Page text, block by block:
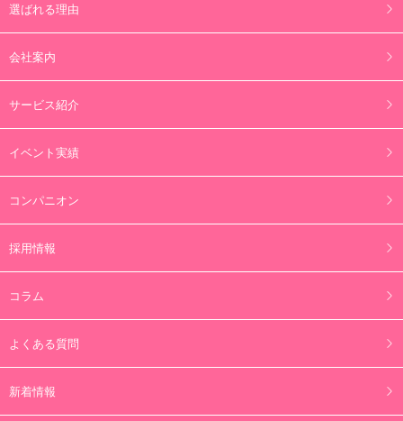
選ばれる理由
会社案内
サービス紹介
イベント実績
コンパニオン
採用情報
コラム
よくある質問
新着情報